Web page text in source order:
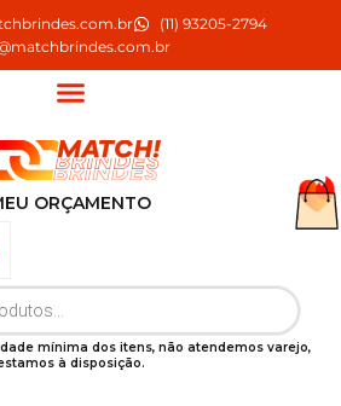
(11) 93205-2794
ORÇAMENTO
mínima dos itens, não atendemos varejo,
à disposição.